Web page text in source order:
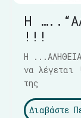
Η
!!!
Η
να λέγεται
της
Διαβάστε